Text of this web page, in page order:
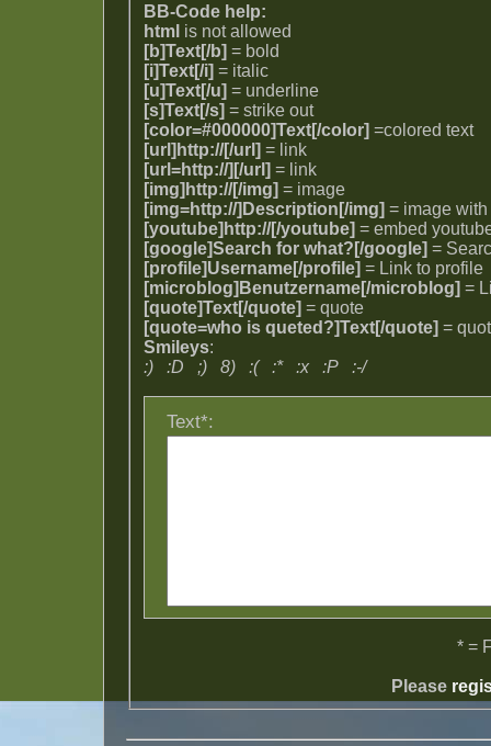
BB-Code help:
html is not allowed
[b]Text[/b] = bold
[i]Text[/i] = italic
[u]Text[/u] = underline
[s]Text[/s] = strike out
[color=#000000]Text[/color] =colored text
[url]http://[/url] = link
[url=http://][/url] = link
[img]http://[/img] = image
[img=http://]Description[/img] = image
[youtube]http://[/youtube] = embed
[google]Search for what?[/google] =
[profile]Username[/profile] = Link to profile
[microblog]Benutzername[/microblog] =
[quote]Text[/quote] = quote
[quote=who is queted?]Text[/quote] =
Smileys:
:)
:D ;) 8) :( :* :x :P :-/
Text*:
* =
Please